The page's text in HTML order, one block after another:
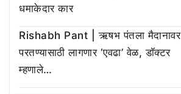
धमाकेदार कार
Rishabh Pant | ऋषभ पंतला मैदानावर
परतण्यासाठी लागणार ‘एवढा’ वेळ, डॉक्टर
म्हणाले…